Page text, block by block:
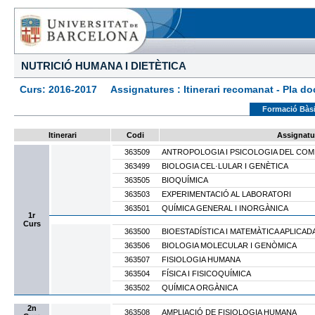
NUTRICIÓ HUMANA I DIETÈTICA
Curs: 2016-2017 Assignatures : Itinerari recomanat - Pla
Formació
Itinerari Codi
1r
Curs
363509
ANTROPOLOGIA I PSICOLOGIA DEL
363499
BIOLOGIA CEL·LULAR I GENÈTICA
363505
BIOQUÍMICA
363503
EXPERIMENTACIÓ AL LABORATORI
363501
QUÍMICA GENERAL I INORGÀNICA
363500
BIOESTADÍSTICA I MATEMÀTICA
363506
BIOLOGIA MOLECULAR I GENÒMICA
363507
FISIOLOGIA HUMANA
363504
FÍSICA I FISICOQUÍMICA
363502
QUÍMICA ORGÀNICA
2n
363508 AMPLIACIÓ DE FISIOLOGIA HUMANA